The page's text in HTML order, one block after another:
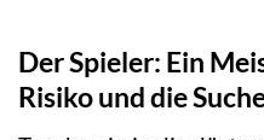
Der Spieler: Ein
Risiko und die